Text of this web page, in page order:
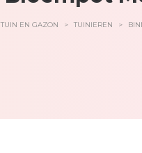
TUIN EN GAZON > TUINIEREN >